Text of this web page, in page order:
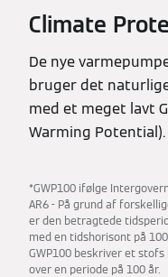
Climate
De nye
bruger det
med et meget lavt
Warming Potential).
*GWP100 ifølge
AR6 - På grund af
er den betragtede
med en tidshorisont på
GWP100 beskriver et
over en periode på 100 år.